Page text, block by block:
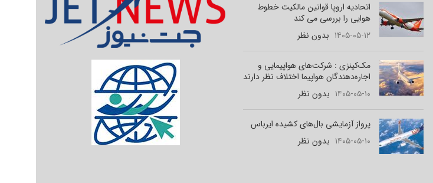
اتحادیه اروپا قوانین مالکیت خطوط
هوایی را بررسی می کند
۱۴۰۵-۰۵-۱۲ بدون نظر
مک‌کینزی : شرکت‌های هواپیمایی و
اجاره‌دهندگان هواپیما اختلاف نظر دارند
۱۴۰۵-۰۵-۱۰ بدون نظر
پرواز آزمایشی بال‌های کشیده ایرباس
۱۴۰۵-۰۵-۱۰ بدون نظر